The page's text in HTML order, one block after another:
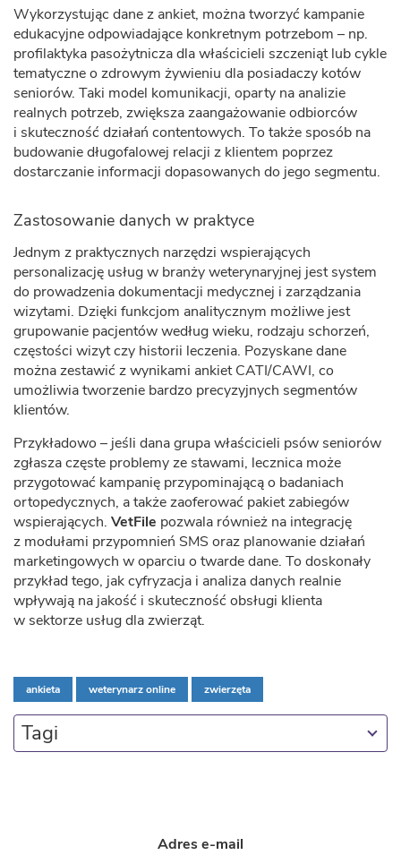
Wykorzystując dane z ankiet, można tworzyć kampanie
edukacyjne odpowiadające konkretnym potrzebom – np.
profilaktyka pasożytnicza dla właścicieli szczeniąt lub cykle
tematyczne o zdrowym żywieniu dla posiadaczy kotów
seniorów. Taki model komunikacji, oparty na analizie
realnych potrzeb, zwiększa zaangażowanie odbiorców
i skuteczność działań contentowych. To także sposób na
budowanie długofalowej relacji z klientem poprzez
dostarczanie informacji dopasowanych do jego segmentu.
Zastosowanie danych w praktyce
Jednym z praktycznych narzędzi wspierających
personalizację usług w branży weterynaryjnej jest system
do prowadzenia dokumentacji medycznej i zarządzania
wizytami. Dzięki funkcjom analitycznym możliwe jest
grupowanie pacjentów według wieku, rodzaju schorzeń,
częstości wizyt czy historii leczenia. Pozyskane dane
można zestawić z wynikami ankiet CATI/CAWI, co
umożliwia tworzenie bardzo precyzyjnych segmentów
klientów.
Przykładowo – jeśli dana grupa właścicieli psów seniorów
zgłasza częste problemy ze stawami, lecznica może
przygotować kampanię przypominającą o badaniach
ortopedycznych, a także zaoferować pakiet zabiegów
wspierających. VetFile pozwala również na integrację
z modułami przypomnień SMS oraz planowanie działań
marketingowych w oparciu o twarde dane. To doskonały
przykład tego, jak cyfryzacja i analiza danych realnie
wpływają na jakość i skuteczność obsługi klienta
w sektorze usług dla zwierząt.
ankieta weterynarz online zwierzęta
Tagi
Adres e-mail